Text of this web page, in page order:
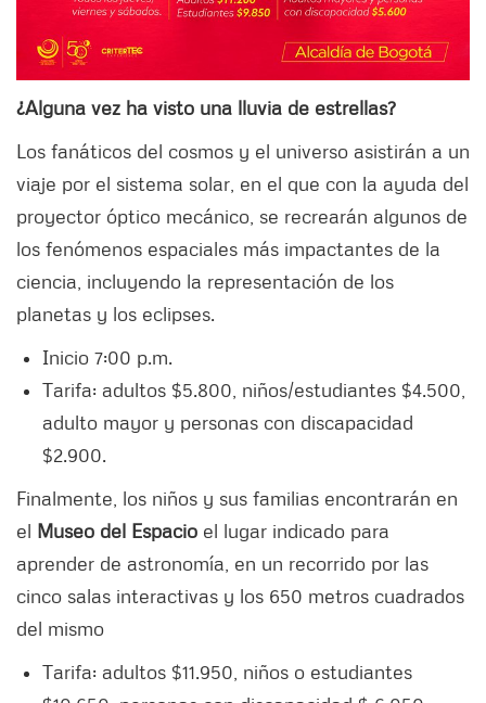
¿Alguna vez ha visto una lluvia de estrellas?
Los fanáticos del cosmos y el universo asistirán a un
viaje por el sistema solar, en el que con la ayuda del
proyector óptico mecánico, se recrearán algunos de
los fenómenos espaciales más impactantes de la
ciencia, incluyendo la representación de los
planetas y los eclipses.
Inicio 7:00 p.m.
Tarifa: adultos $5.800, niños/estudiantes $4.500,
adulto mayor y personas con discapacidad
$2.900.
Finalmente, los niños y sus familias encontrarán en
el Museo del Espacio el lugar indicado para
aprender de astronomía, en un recorrido por las
cinco salas interactivas y los 650 metros cuadrados
del mismo
Tarifa: adultos $11.950, niños o estudiantes